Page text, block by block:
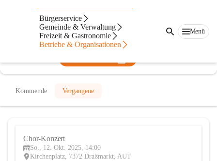
Bürgerservice
Gemeinde & Verwaltung
Freizeit & Gastronomie
Betriebe & Organisationen
Menü
Pfarre Draßmarkt
@pfarre-drassmarkt
Verein, Pfarre
Kommende Vergangene
Chor-Konzert
So., 12. Okt. 2025, 14:00
Kirchenplatz, 7372 Draßmarkt, AUT